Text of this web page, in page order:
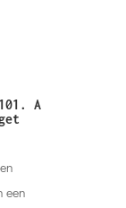
A
een